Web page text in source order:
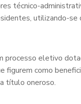
técnico-
utilizando-
processo eletivo
figurem como
título oneroso.